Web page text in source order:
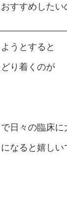
すすめした
うとすると
り着くのが
日々の臨床
なると嬉しい